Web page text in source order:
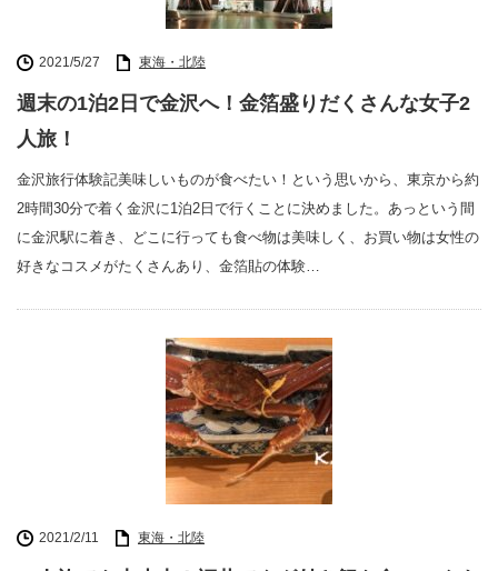
2021/5/27 東海・北陸
週末の1泊2日で金沢へ！金箔盛りだくさんな女子2
人旅！
金沢旅行体験記美味しいものが食べたい！という思いから、東京から約
2時間30分で着く金沢に1泊2日で行くことに決めました。あっという間
に金沢駅に着き、どこに行っても食べ物は美味しく、お買い物は女性の
好きなコスメがたくさんあり、金箔貼の体験…
2021/2/11 東海・北陸